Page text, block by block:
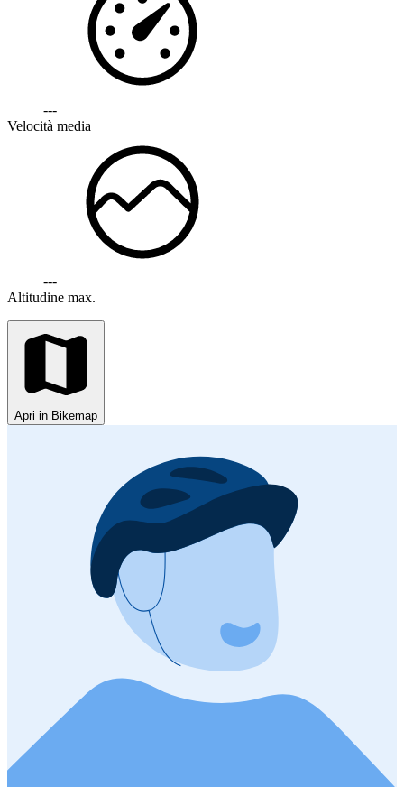
---
Velocità media
---
Altitudine max.
Apri in Bikemap